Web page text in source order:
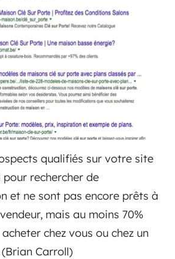
qualifiés sur votre site
rechercher de
et ne sont pas encore prêts à
mais au moins 70%
chez vous ou chez un
Carroll)